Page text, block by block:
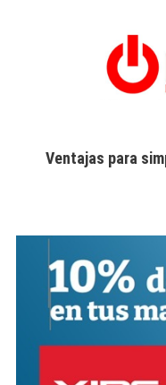
Ventajas para